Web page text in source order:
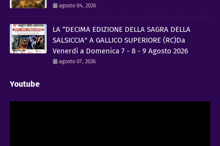
agosto 04, 2026
LA “DECIMA EDIZIONE DELLA SAGRA DELLA
SALSICCIA" A GALLICO SUPERIORE (RC)Da
Venerdì a Domenica 7 - 8 - 9 Agosto 2026
agosto 07, 2026
Youtube